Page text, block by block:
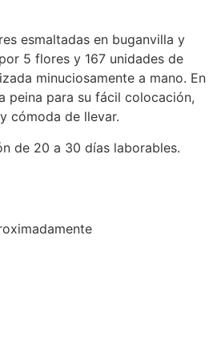
esmaltadas en buganvilla y
5 flores y 167 unidades de
minuciosamente a mano. En
peina para su fácil colocación,
cómoda de llevar.
de 20 a 30 días laborables.